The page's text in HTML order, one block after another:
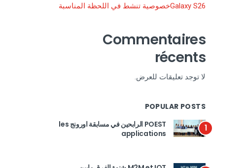
Galaxy S26خصوصية تنشط في اللحظة المناسبة
Commentaires
récents
لا توجد تعليقات للعرض.
POPULAR POSTS
1
POEST الرابحين في مسابقة اورونج les
applications